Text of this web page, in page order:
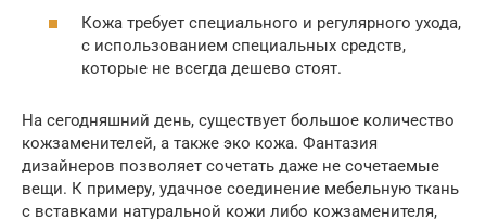
Кожа требует специального и регулярного ухода,
с использованием специальных средств,
которые не всегда дешево стоят.
На сегодняшний день, существует большое количество
кожзаменителей, а также эко кожа. Фантазия
дизайнеров позволяет сочетать даже не сочетаемые
вещи. К примеру, удачное соединение мебельную ткань
с вставками натуральной кожи либо кожзаменителя,